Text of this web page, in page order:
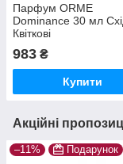
Парфум ORME
Dominance 30 мл
Квіткові
983 ₴
Купити
Акційні
–11% Подарунок